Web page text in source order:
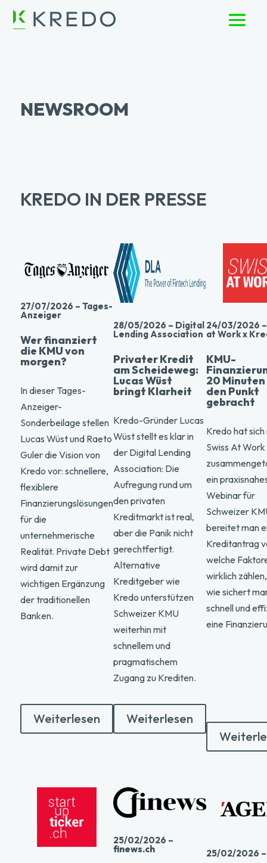
NEWSROOM
KREDO IN DER PRESSE
27/07/2026 – Tages-
Anzeiger
Wer finanziert
die KMU von
morgen?
In dieser Tages-
Anzeiger-
Sonderbeilage stellen
Lucas Wüst und Raeto
Guler die Vision von
Kredo vor: schnellere,
flexiblere
Finanzierungslösungen
für die
unternehmerische
Realität. Private Debt
wird damit zur
wichtigen Ergänzung
der traditionellen
Banken.
Weiterlesen
28/05/2026 – Digital
Lending Association
Privater Kredit
am Scheideweg:
Lucas Wüst
bringt Klarheit
Kredo-Gründer Lucas
Wüst stellt es klar in
der Digital Lending
Association: Die
Aufregung rund um
den privaten
Kreditmarkt ist real,
aber die Panik nicht
gerechtfertigt.
Alternative
Kreditgeber wie
Kredo unterstützen
Schweizer KMU
weiterhin mit
schnellem und
pragmatischem
Zugang zu Krediten.
Weiterlesen
24/03/2026 –
at Work x
KMU-
20
den Punkt
gebracht
Kredo hat sich
Swiss At Work
ein
Webinar für
Schweizer
bereitet man
Kreditantrag
welche
wirklich
wie sichert
schnell und
eine
25/02/2026 –
finews.ch 25/02/2026